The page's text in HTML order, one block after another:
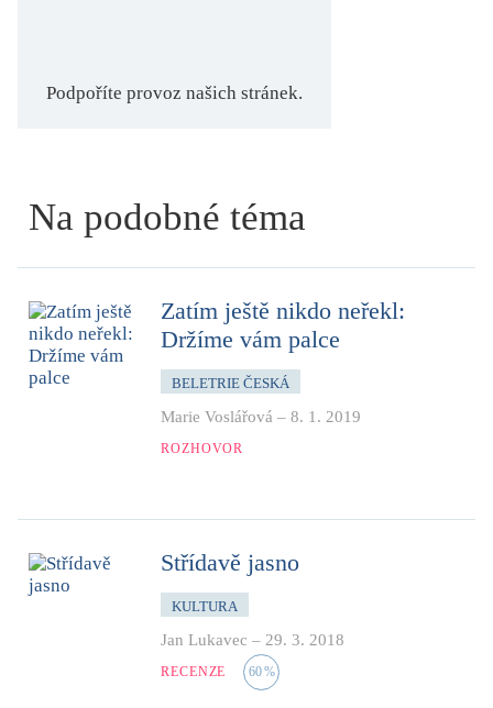
Podpoříte provoz našich stránek.
Na podobné téma
Zatím ještě nikdo neřekl:
Držíme vám palce
BELETRIE ČESKÁ
Marie Voslářová – 8. 1. 2019
ROZHOVOR
Střídavě jasno
KULTURA
Jan Lukavec – 29. 3. 2018
RECENZE 60%